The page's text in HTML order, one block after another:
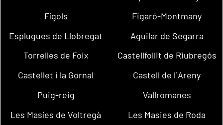
Fígols
Figaró-Montmany
Esplugues de Llobregat
Aguilar de Segarra
Torrelles de Foix
Castellfollit de Riubregós
Castellet i la Gornal
Castell de l´Areny
Puig-reig
Vallromanes
Les Masíes de Voltregà
Les Masies de Roda